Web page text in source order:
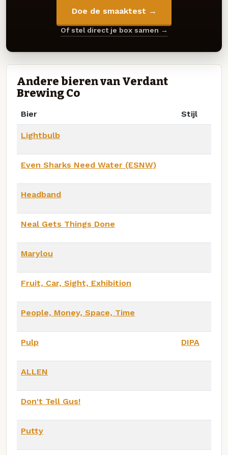
Doe de smaaktest →
Of stel direct je box samen →
Andere bieren van Verdant
Brewing Co
Bier Stijl
Lightbulb
Even Sharks Need Water (ESNW)
Headband
Neal Gets Things Done
Marylou
Fruit, Car, Sight, Exhibition
People, Money, Space, Time
Pulp DIPA
ALLEN
Don't Tell Gus!
Putty